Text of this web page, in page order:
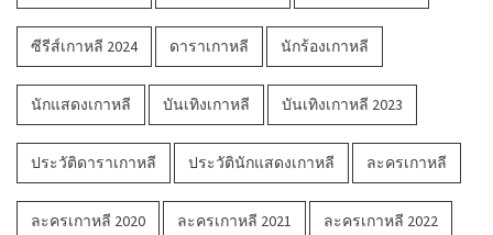
ซีรีส์เกาหลี 2024 ดาราเกาหลี นักร้องเกาหลี
นักแสดงเกาหลี บันเทิงเกาหลี บันเทิงเกาหลี 2023
ประวัติดาราเกาหลี ประวัตินักแสดงเกาหลี ละครเกาหลี
ละครเกาหลี 2020 ละครเกาหลี 2021 ละครเกาหลี 2022